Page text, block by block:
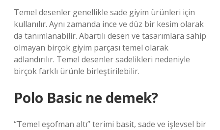
Temel desenler genellikle sade giyim ürünleri için
kullanılır. Aynı zamanda ince ve düz bir kesim olarak
da tanımlanabilir. Abartılı desen ve tasarımlara sahip
olmayan birçok giyim parçası temel olarak
adlandırılır. Temel desenler sadelikleri nedeniyle
birçok farklı ürünle birleştirilebilir.
Polo Basic ne demek?
“Temel eşofman altı” terimi basit, sade ve işlevsel bir